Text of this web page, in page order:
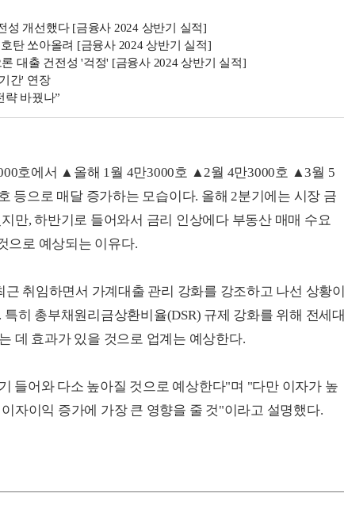
성 개선했다 [금융사 2024 상반기 실적]
탄 쏘아올려 [금융사 2024 상반기 실적]
대출 건전성 '걱정' [금융사 2024 상반기 실적]
간' 연장
략 바꿨나”
호에서 ▲올해 1월 4만3000호 ▲2월 4만3000호 ▲3월 5
등으로 매달 증가하는 모습이다. 올해 2분기에는 시장 금
만, 하반기로 들어와서 금리 인상에다 부동산 매매 수요
으로 예상되는 이유다.
취임하면서 가계대출 관리 강화를 강조하고 나선 상황이
히 총부채원리금상환비율(DSR) 규제 강화를 위해 전세대
데 효과가 있을 것으로 업계는 예상한다.
들어와 다소 높아질 것으로 예상한다"며 "다만 이자가 높
자이익 증가에 가장 큰 영향을 줄 것"이라고 설명했다.